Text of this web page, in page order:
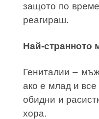
защото по
реагираш.
Най-странното
Гениталии –
ако е млад и
обидни и
хора.